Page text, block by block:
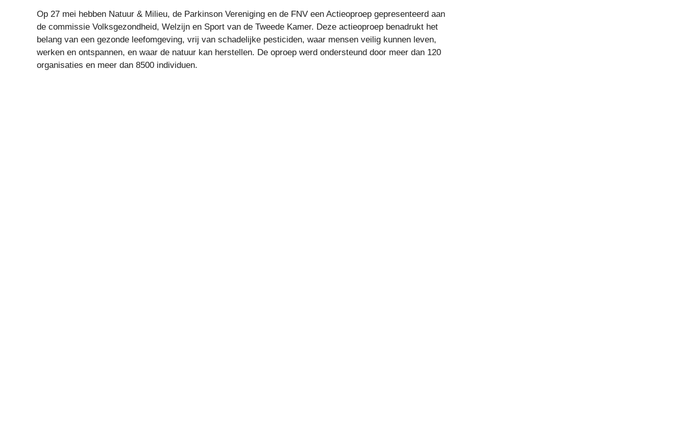
Op 27 mei hebben Natuur & Milieu, de Parkinson Vereniging en de FNV een Actieoproep gepresenteerd aan
de commissie Volksgezondheid, Welzijn en Sport van de Tweede Kamer. Deze actieoproep benadrukt het
belang van een gezonde leefomgeving, vrij van schadelijke pesticiden, waar mensen veilig kunnen leven,
werken en ontspannen, en waar de natuur kan herstellen. De oproep werd ondersteund door meer dan 120
organisaties en meer dan 8500 individuen.